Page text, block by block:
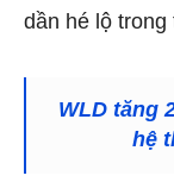
dần hé lộ
WLD tăng
hệ